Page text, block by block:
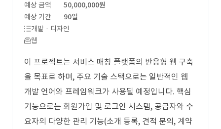
예상 금액
50,000,000원
예상 기간
90일
개발 · 디자인
웹
이 프로젝트는 서비스 매칭 플랫폼의 반응형 웹 구축
을 목표로 하며, 주요 기술 스택으로는 일반적인 웹
개발 언어와 프레임워크가 사용될 예정입니다. 핵심
기능으로는 회원가입 및 로그인 시스템, 공급자와 수
요자의 다양한 관리 기능(소개 등록, 견적 문의, 계약